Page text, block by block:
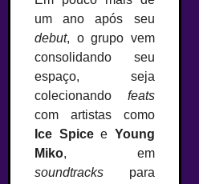
um ano após seu
debut, o grupo vem
consolidando seu
espaço, seja
colecionando feats
com artistas como
Ice Spicee Young
Miko, em
soundtracks para